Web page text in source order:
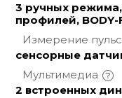
3 ручных
профилей,
Измерение
сенсорные
Мультимедиа
2 встроенных